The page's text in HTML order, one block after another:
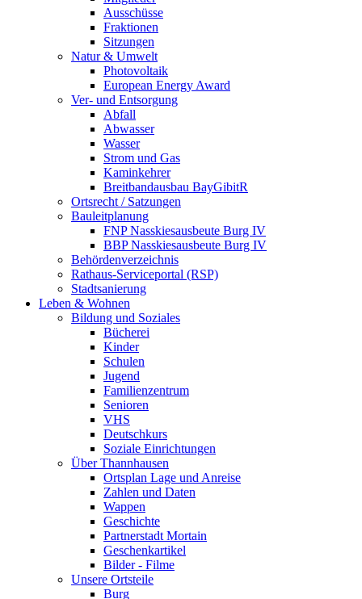
Ausschüsse
Fraktionen
Sitzungen
Natur & Umwelt
Photovoltaik
European Energy Award
Ver- und Entsorgung
Abfall
Abwasser
Wasser
Strom und Gas
Kaminkehrer
Breitbandausbau BayGibitR
Ortsrecht / Satzungen
Bauleitplanung
FNP Nasskiesausbeute Burg IV
BBP Nasskiesausbeute Burg IV
Behördenverzeichnis
Rathaus-Serviceportal (RSP)
Stadtsanierung
Leben & Wohnen
Bildung und Soziales
Bücherei
Kinder
Schulen
Jugend
Familienzentrum
Senioren
VHS
Deutschkurs
Soziale Einrichtungen
Über Thannhausen
Ortsplan Lage und Anreise
Zahlen und Daten
Wappen
Geschichte
Partnerstadt Mortain
Geschenkartikel
Bilder - Filme
Unsere Ortsteile
Burg